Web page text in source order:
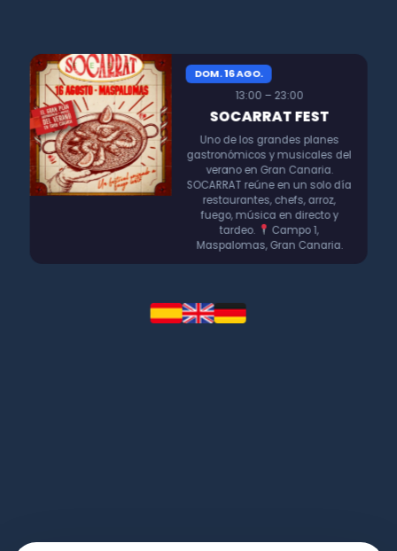
DOM. 16 AGO.
13:00 – 23:00
SOCARRAT FEST
Uno de los grandes planes
gastronómicos y musicales del
verano en Gran Canaria.
SOCARRAT reúne en un solo día
restaurantes, chefs, arroz,
fuego, música en directo y
tardeo.
Campo 1,
Maspalomas, Gran Canaria.